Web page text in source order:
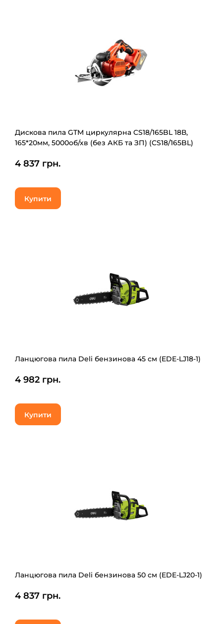
Дискова пила GTM циркулярна CS18/165BL 18В,
165*20мм, 5000об/хв (без АКБ та ЗП) (CS18/165BL)
4 837 грн.
Купити
Ланцюгова пила Deli бензинова 45 см (EDE-LJ18-1)
4 982 грн.
Купити
Ланцюгова пила Deli бензинова 50 см (EDE-LJ20-1)
4 837 грн.